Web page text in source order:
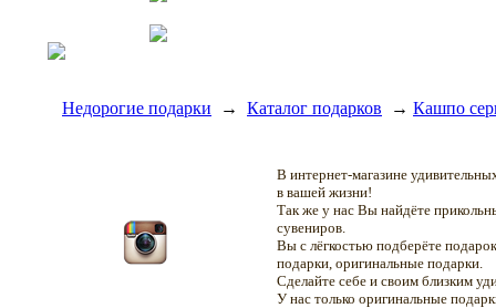
Недорогие подарки → Каталог подарков → Кашпо
В интернет-магазине
в вашей жизни!
Так же у нас Вы найдёте
сувениров.
Вы с лёгкостью подберёте
подарки, оригинальные подарки.
Сделайте себе и своим близким
У нас только оригинальные